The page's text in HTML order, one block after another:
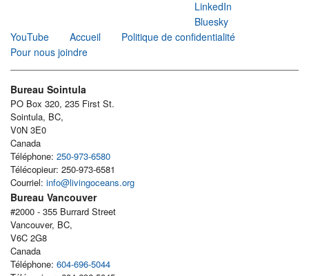
LinkedIn
Bluesky
YouTube
Accueil
Politique de confidentialité
Pour nous joindre
Bureau Sointula
PO Box 320, 235 First St.
Sointula, BC,
V0N 3E0
Canada
Téléphone: 250-973-6580
Télécopieur: 250-973-6581
Courriel: info@livingoceans.org
Bureau Vancouver
#2000 - 355 Burrard Street
Vancouver, BC,
V6C 2G8
Canada
Téléphone: 604-696-5044